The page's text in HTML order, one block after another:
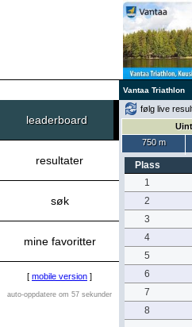
Vantaa Triathlon
leaderboard
resultater
søk
mine favoritter
[ mobile version ]
auto-oppdatere om 57 sekunder
følg live
750 m
Plass
1
2
3
4
5
6
7
8